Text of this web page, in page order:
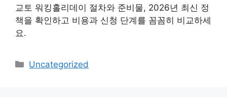
교토 워킹홀리데이 절차와 준비물, 2026년 최신 정
책을 확인하고 비용과 신청 단계를 꼼꼼히 비교하세
요.
Categories
Uncategorized